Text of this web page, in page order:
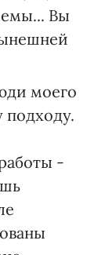
Вы
моего
подходу.
-